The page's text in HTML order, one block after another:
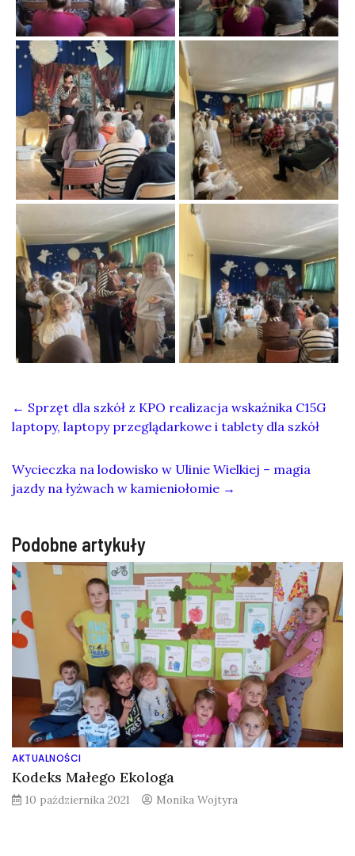
← Sprzęt dla szkół z KPO realizacja wskaźnika C15G
laptopy, laptopy przeglądarkowe i tablety dla szkół
Wycieczka na lodowisko w Ulinie Wielkiej – magia
jazdy na łyżwach w kamieniołomie →
Podobne artykuły
AKTUALNOŚCI
Kodeks Małego Ekologa
10 października 2021 Monika Wojtyra